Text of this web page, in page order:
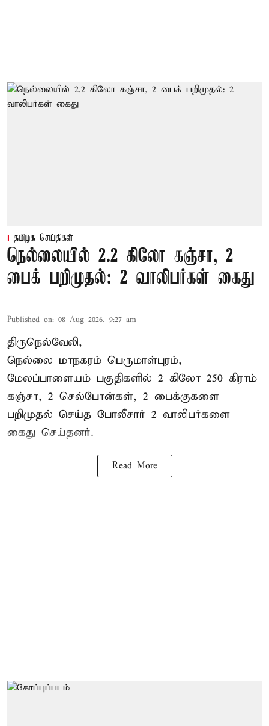
தமிழக செய்திகள்
நெல்லையில் 2.2 கிலோ கஞ்சா, 2
பைக் பறிமுதல்: 2 வாலிபர்கள் கைது
Published on: 08 Aug 2026, 9:27 am
திருநெல்வேலி,
நெல்லை மாநகரம் பெருமாள்புரம்,
மேலப்பாளையம் பகுதிகளில் 2 கிலோ 250 கிராம்
கஞ்சா, 2 செல்போன்கள், 2 பைக்குகளை
பறிமுதல் செய்த போலீசார் 2 வாலிபர்களை
கைது செய்தனர்.
Read More